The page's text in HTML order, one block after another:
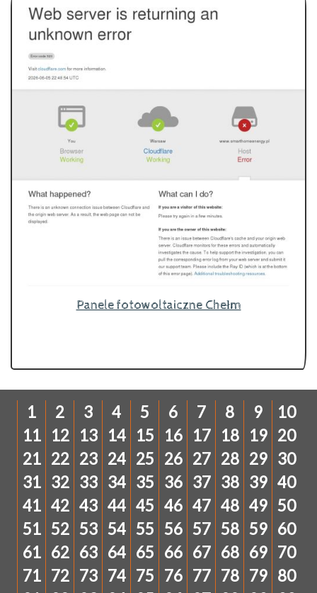
Panele fotowoltaiczne Chełm
1 2 3 4 5 6 7 8 9
10
11
12 13 14 15 16 17 18 19 20
21 22 23 24 25 26 27 28 29 30
31 32 33 34 35 36 37 38 39 40
41 42 43 44 45 46 47 48 49 50
51 52 53 54 55 56 57 58 59 60
61 62 63 64 65 66 67 68 69 70
71 72 73 74 75 76 77 78 79 80